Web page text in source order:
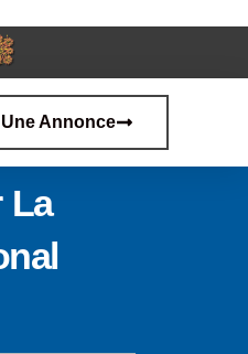
Annonce
La